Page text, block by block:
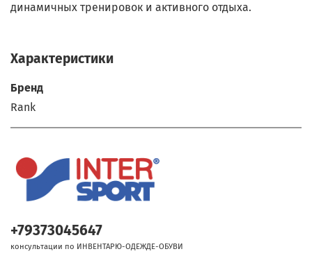
динамичных тренировок и активного отдыха.
Характеристики
Бренд
Rank
+79373045647
консультации по ИНВЕНТАРЮ-ОДЕЖДЕ-ОБУВИ